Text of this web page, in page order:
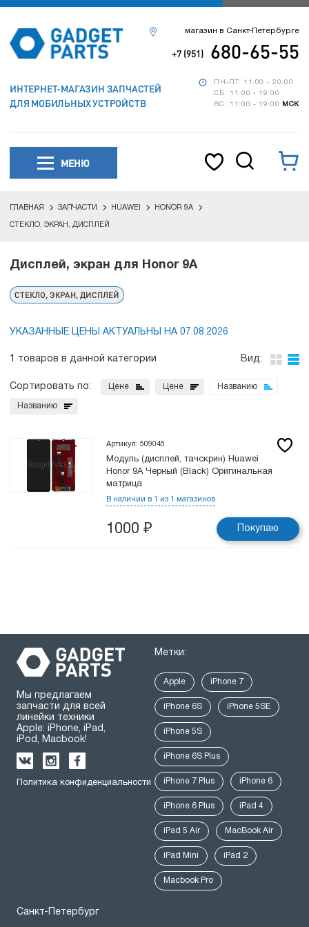
ИНТЕРНЕТ-МАГАЗИН ЗАПЧАСТЕЙ
ДЛЯ МОБИЛЬНЫХ УСТРОЙСТВ
ПН-ПТ: 11:00 - 20:00
СБ: 11:00 - 19:00
ВС: 11:00 - 19:00
МСК
магазин в Санкт-Петербурге
+7 (951) 680-65-55
МЕНЮ
ГЛАВНАЯ ЗАПЧАСТИ HUAWEI HONOR 9A
СТЕКЛО, ЭКРАН, ДИСПЛЕЙ
Дисплей, экран для Honor 9A
СТЕКЛО, ЭКРАН, ДИСПЛЕЙ
УКАЗАННЫЕ ЦЕНЫ АКТУАЛЬНЫ НА 07.08.2026
1 товаров в данной категории Вид:
Сортировать по: Цене Цене Названию
Названию
Артикул: 509045
Модуль (дисплей, тачскрин) Huawei
Honor 9A Черный (Black) Оригинальная
матрица
В наличии в 1 из 1 магазинов
1000 ₽ Покупаю
Мы предлагаем
запчасти для всей
линейки техники
Apple: iPhone, iPad,
iPod, Macbook!
Политика конфиденциальности
Метки:
Apple iPhone 7
iPhone 6S iPhone 5SE
iPhone 5S
iPhone 6S Plus
iPhone 7 Plus iPhone 6
iPhone 6 Plus iPad 4
iPad 5 Air MacBook Air
iPad Mini iPad 2
Macbook Pro
Санкт-Петербург